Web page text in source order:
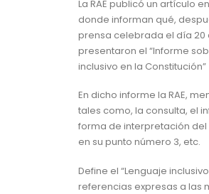
La RAE publicó un artículo
donde informan qué,
prensa celebrada el día 20
presentaron el “Informe
inclusivo en la
En dicho informe la RAE,
tales como, la consulta, el
forma de interpretación del
en su punto número 3, etc.
Define el “Lenguaje
referencias expresas a las